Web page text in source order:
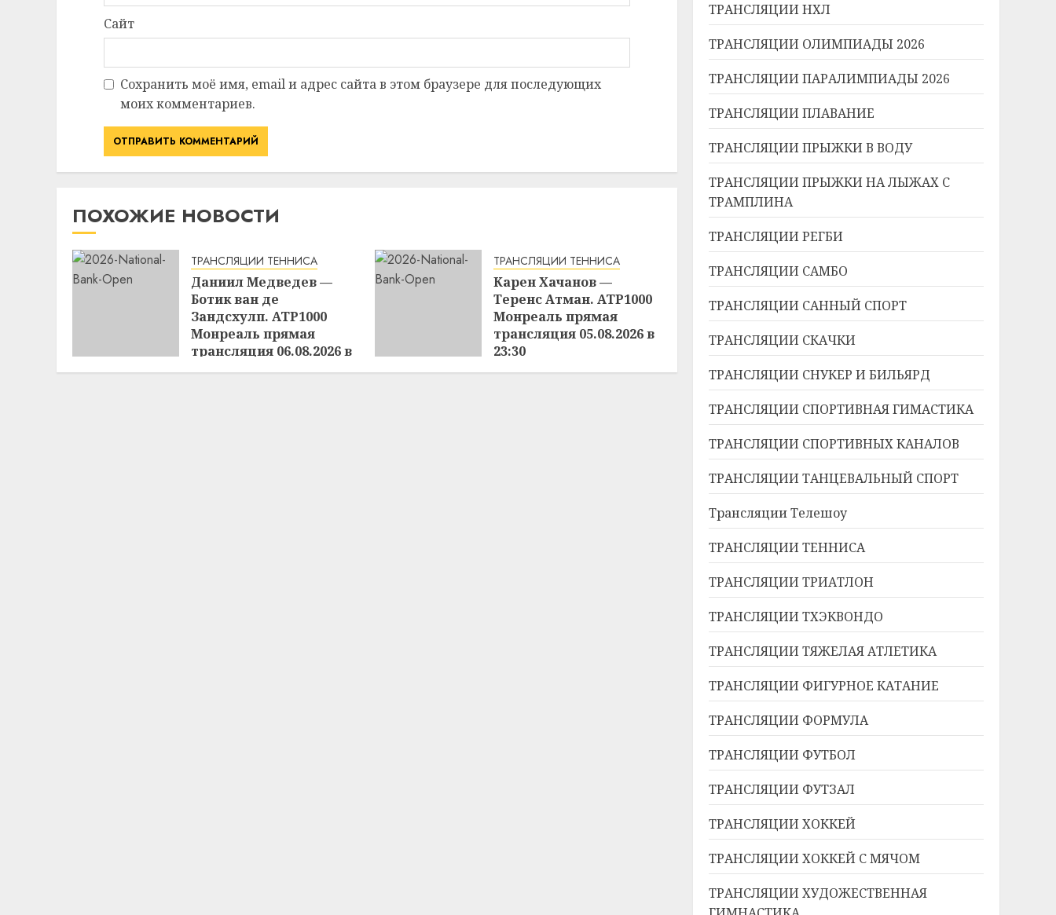
Сайт
Сохранить моё имя, email и адрес сайта в этом браузере для последующих
моих комментариев.
ПОХОЖИЕ НОВОСТИ
ТРАНСЛЯЦИИ ТЕННИСА
Даниил Медведев —
Ботик ван де
Зандсхулп. ATP1000
Монреаль прямая
трансляция 06.08.2026 в
01:00
ТРАНСЛЯЦИИ ТЕННИСА
Карен Хачанов —
Теренс Атман. ATP1000
Монреаль прямая
трансляция 05.08.2026 в
23:30
05.08.2026
ТРАНСЛЯЦИИ НХЛ
ТРАНСЛЯЦИИ ОЛИМПИАДЫ 2026
ТРАНСЛЯЦИИ ПАРАЛИМПИАДЫ 2026
ТРАНСЛЯЦИИ ПЛАВАНИЕ
ТРАНСЛЯЦИИ ПРЫЖКИ В ВОДУ
ТРАНСЛЯЦИИ ПРЫЖКИ НА ЛЫЖАХ С
ТРАМПЛИНА
ТРАНСЛЯЦИИ РЕГБИ
ТРАНСЛЯЦИИ САМБО
ТРАНСЛЯЦИИ САННЫЙ СПОРТ
ТРАНСЛЯЦИИ СКАЧКИ
ТРАНСЛЯЦИИ СНУКЕР И БИЛЬЯРД
ТРАНСЛЯЦИИ СПОРТИВНАЯ ГИМАСТИКА
ТРАНСЛЯЦИИ СПОРТИВНЫХ КАНАЛОВ
ТРАНСЛЯЦИИ ТАНЦЕВАЛЬНЫЙ СПОРТ
Трансляции Телешоу
ТРАНСЛЯЦИИ ТЕННИСА
ТРАНСЛЯЦИИ ТРИАТЛОН
ТРАНСЛЯЦИИ ТХЭКВОНДО
ТРАНСЛЯЦИИ ТЯЖЕЛАЯ АТЛЕТИКА
ТРАНСЛЯЦИИ ФИГУРНОЕ КАТАНИЕ
ТРАНСЛЯЦИИ ФОРМУЛА
ТРАНСЛЯЦИИ ФУТБОЛ
ТРАНСЛЯЦИИ ФУТЗАЛ
ТРАНСЛЯЦИИ ХОККЕЙ
ТРАНСЛЯЦИИ ХОККЕЙ С МЯЧОМ
ТРАНСЛЯЦИИ ХУДОЖЕСТВЕННАЯ